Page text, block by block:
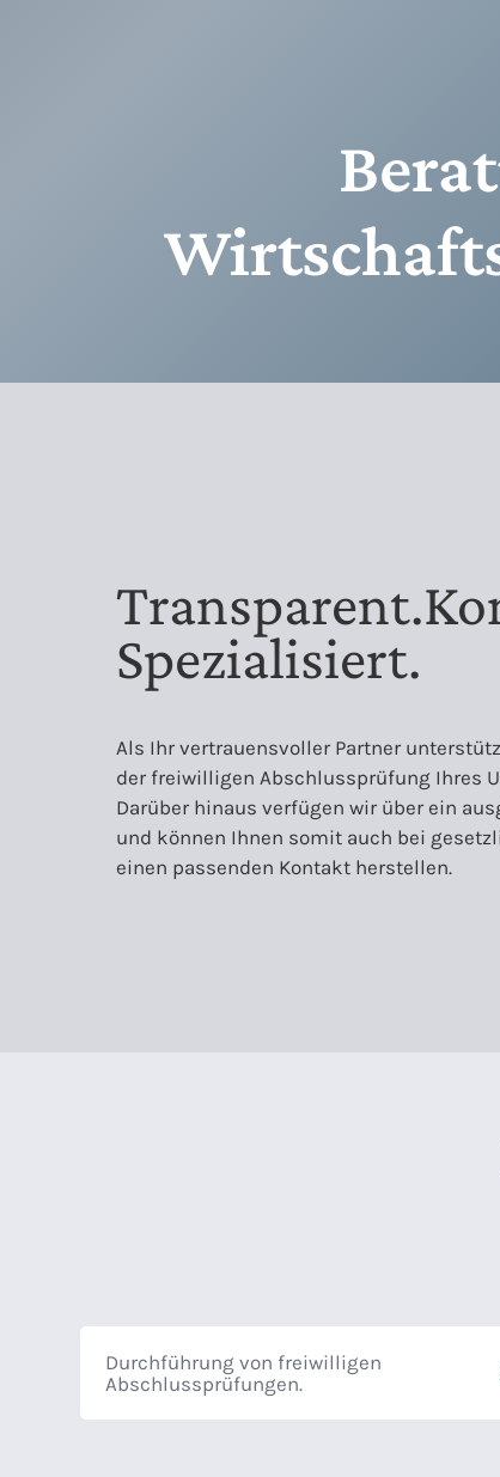
Spezialisiert.
Als Ihr vertrauensvoller Partner
der freiwilligen Abschlussprüfung Ihres
Darüber hinaus verfügen wir über ein
und können Ihnen somit auch bei
einen passenden Kontakt herstellen.
Durchführung von freiwilligen
Abschlussprüfungen.